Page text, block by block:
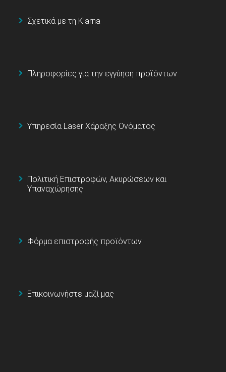
Σχετικά με τη Klarna
Πληροφορίες για την εγγύηση προϊόντων
Υπηρεσία Laser Χάραξης Ονόματος
Πολιτική Επιστροφών, Ακυρώσεων και
Υπαναχώρησης
Φόρμα επιστροφής προϊόντων
Επικοινωνήστε μαζί μας